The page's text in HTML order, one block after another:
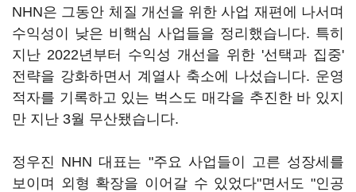
NHN은 그동안 체질 개선을 위한 사업 재편에 나서며
수익성이 낮은 비핵심 사업들을 정리했습니다. 특히
지난 2022년부터 수익성 개선을 위한 '선택과 집중'
전략을 강화하면서 계열사 축소에 나섰습니다. 운영
적자를 기록하고 있는 벅스도 매각을 추진한 바 있지
만 지난 3월 무산됐습니다.
정우진 NHN 대표는 "주요 사업들이 고른 성장세를
보이며 외형 확장을 이어갈 수 있었다"면서도 "인공